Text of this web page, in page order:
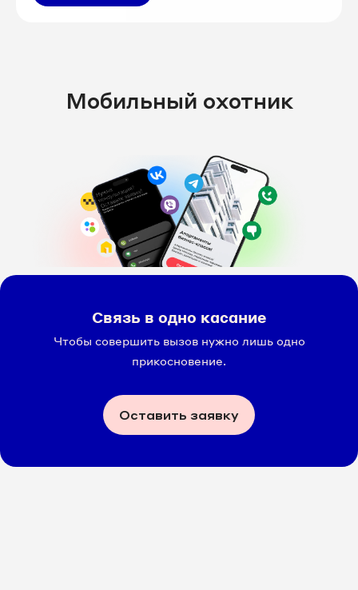
Мобильный охотник
Связь в одно касание
Чтобы совершить вызов нужно лишь одно
прикосновение.
Оставить заявку